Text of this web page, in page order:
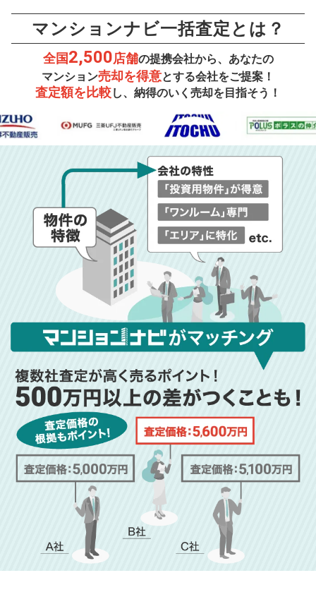
マンションナビ一括査定とは？
全国2,500店舗の提携会社から、あなたの
マンション売却を得意とする会社をご提案！
査定額を比較し、納得のいく売却を目指そう！